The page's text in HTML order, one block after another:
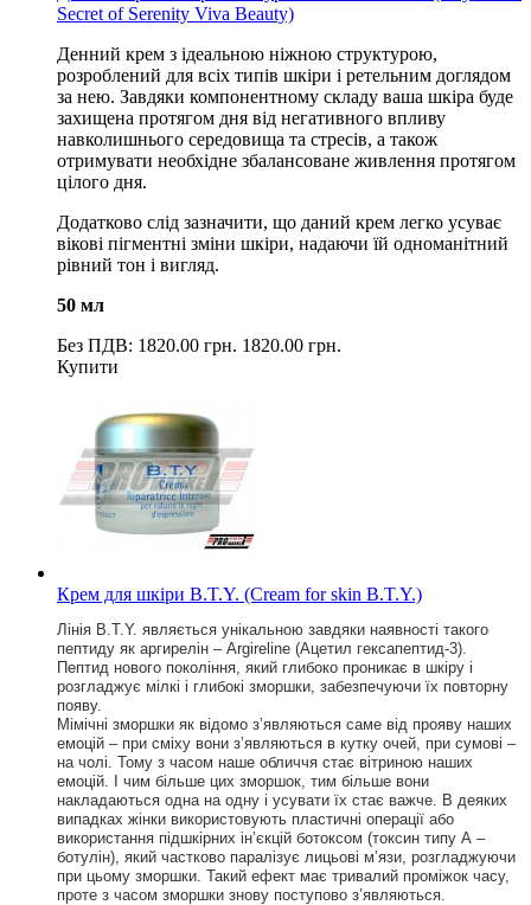
Secret of Serenity Viva Beauty)
Денний крем з ідеальною ніжною структурою,
розроблений для всіх типів шкіри і ретельним доглядом
за нею. Завдяки компонентному складу ваша шкіра буде
захищена протягом дня від негативного впливу
навколишнього середовища та стресів, а також
отримувати необхідне збалансоване живлення протягом
цілого дня.
Додатково слід зазначити, що даний крем легко усуває
вікові пігментні зміни шкіри, надаючи їй одноманітний
рівний тон і вигляд.
50 мл
Без ПДВ: 1820.00 грн. 1820.00 грн.
Купити
Крем для шкіри B.T.Y. (Cream for skin B.T.Y.)
Лінія B.T.Y. являється унікальною завдяки наявності такого
пептиду як аргирелін – Argireline (Ацетил гексапептид-3).
Пептид нового покоління, який глибоко проникає в шкіру і
розгладжує мілкі і глибокі зморшки, забезпечуючи їх повторну
появу.
Мімічні зморшки як відомо з’являються саме від прояву наших
емоцій – при сміху вони з’являються в кутку очей, при сумові –
на чолі. Тому з часом наше обличчя стає вітриною наших
емоцій. І чим більше цих зморшок, тим більше вони
накладаються одна на одну і усувати їх стає важче. В деяких
випадках жінки використовують пластичні операції або
використання підшкірних ін’єкцій ботоксом (токсин типу А –
ботулін), який частково паралізує лицьові м’язи, розгладжуючи
при цьому зморшки. Такий ефект має тривалий проміжок часу,
проте з часом зморшки знову поступово з’являються.